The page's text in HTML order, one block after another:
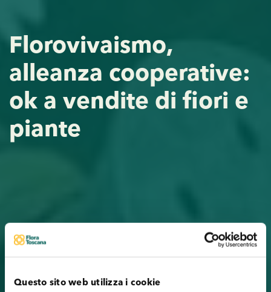
Questo sito web utilizza i cookie
Florovivaismo,
alleanza cooperative:
ok a vendite di fiori e
piante